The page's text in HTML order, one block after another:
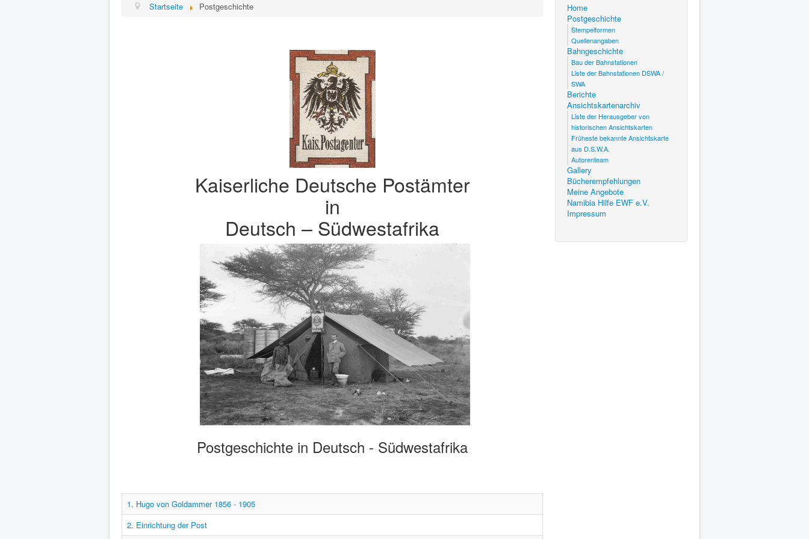
Startseite Postgeschichte
Kaiserliche Deutsche Postämter
in
Deutsch – Südwestafrika
Postgeschichte in Deutsch - Südwestafrika
1. Hugo von Goldammer 1856 - 1905
2. Einrichtung der Post
Home
Postgeschichte
Stempelformen
Quellenangaben
Bahngeschichte
Bau der Bahnstationen
Liste der Bahnstationen DSWA /
SWA
Berichte
Ansichtskartenarchiv
Liste der Herausgeber von
historischen Ansichtskarten
Früheste bekannte Ansichtskarte
aus D.S.W.A.
Autorenteam
Gallery
Bücherempfehlungen
Meine Angebote
Namibia Hilfe EWF e.V.
Impressum